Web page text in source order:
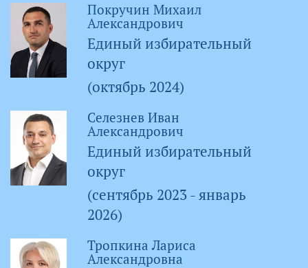
Покручин Михаил
Александрович
Единый избирательный
округ
(октябрь 2024)
Селезнев Иван
Александрович
Единый избирательный
округ
(сентябрь 2023 - январь
2026)
Тропкина Лариса
Александровна